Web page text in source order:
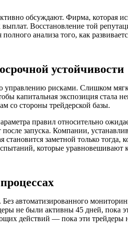
обсуждают. Фирма, которая
выплат. Восстановление той
анализа того, как
устойчивости
рисками. Слишком
капитальная экспозиция
со стороны трейдерской базы.
правил относительно
запуска. Компании,
заметной только
которые
автоматизированного
не были активны 45 дней, пока
действий — пока эти трейдеры